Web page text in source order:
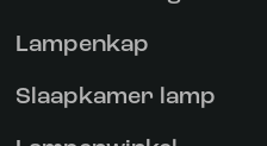
Lampenkap
Slaapkamer lamp